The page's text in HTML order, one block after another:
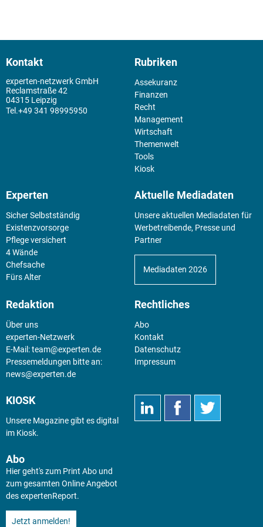
Kontakt
experten-netzwerk GmbH
Reclamstraße 42
04315 Leipzig
+49 341 98995950
Rubriken
Assekuranz
Finanzen
Recht
Management
Wirtschaft
Themenwelt
Tools
Kiosk
Experten
Sicher Selbstständig
Existenz­vorsorge
Pflege versichert
4 Wände
Chefsache
Fürs Alter
Aktuelle Mediadaten
Unsere aktuellen Mediadaten für
Werbetreibende, Presse und
Partner
Mediadaten 2026
Redaktion
Über uns
experten-Netzwerk
E-Mail:team@experten.de
Pressemeldungen bitte an:
news@experten.de
Rechtliches
Abo
Kontakt
Datenschutz
Impressum
KIOSK
Unsere Magazine gibt es digital
im Kiosk.
Abo
Hier geht's zum Print Abo und
zum gesamten Online Angebot
des expertenReport.
Jetzt anmelden!